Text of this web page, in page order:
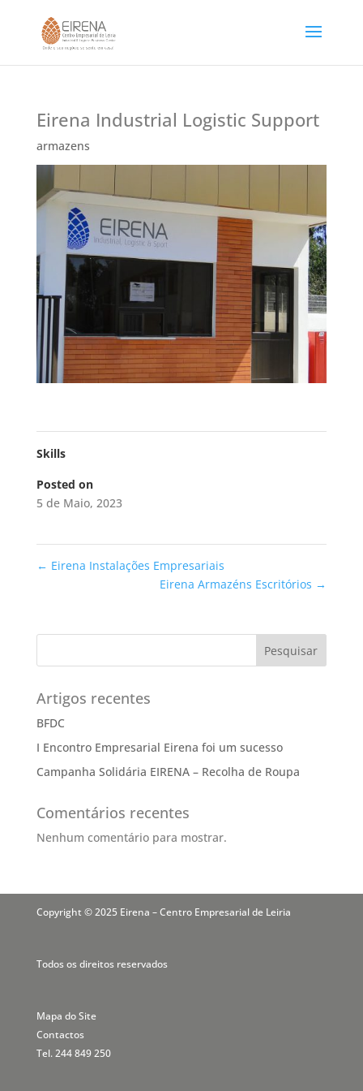
Eirena Industrial Logistic Support
armazens
Skills
Posted on
5 de Maio, 2023
← Eirena Instalações Empresariais
Eirena Armazéns Escritórios →
Pesquisar
Artigos recentes
BFDC
I Encontro Empresarial Eirena foi um sucesso
Campanha Solidária EIRENA – Recolha de Roupa
Comentários recentes
Nenhum comentário para mostrar.
Copyright © 2025 Eirena – Centro Empresarial de Leiria
Todos os direitos reservados
Mapa do Site
Contactos
Tel. 244 849 250